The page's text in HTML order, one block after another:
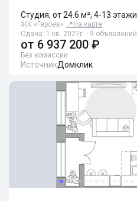
Студия, от 24.6 м², 4-13 этажи
ЖК «Героев» 📍 На карте
Сдача: 1 кв. 2027г. · 9 объявлений
от 6 937 200 ₽
Без комиссии
ИсточникДомклик